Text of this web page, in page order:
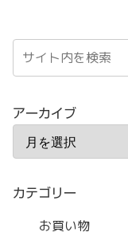
アーカイブ
カテゴリー
お買い物